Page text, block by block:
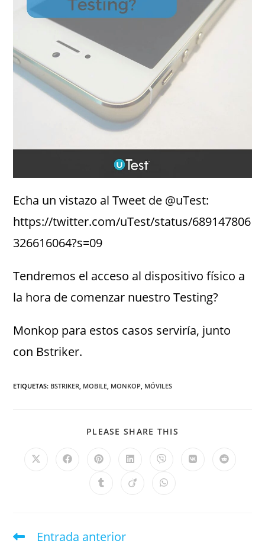
Echa un vistazo al Tweet de @uTest:
https://twitter.com/uTest/status/689147806
326616064?s=09
Tendremos el acceso al dispositivo físico a
la hora de comenzar nuestro Testing?
Monkop para estos casos serviría, junto
con Bstriker.
ETIQUETAS: BSTRIKER, MOBILE, MONKOP, MÓVILES
PLEASE SHARE THIS
Entrada anterior